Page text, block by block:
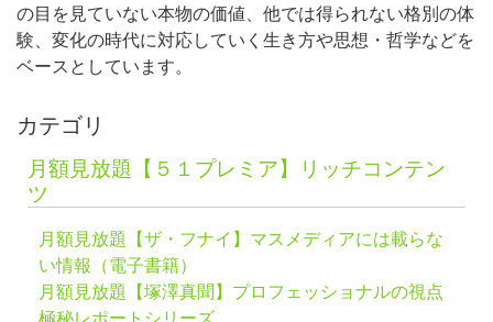
の目を見ていない本物の価値、他では得られない格別の体
験、変化の時代に対応していく生き方や思想・哲学などを
ベースとしています。
カテゴリ
月額見放題【５１プレミア】リッチコンテン
ツ
月額見放題【ザ・フナイ】マスメディアには載らな
い情報（電子書籍）
月額見放題【塚澤真聞】プロフェッショナルの視点